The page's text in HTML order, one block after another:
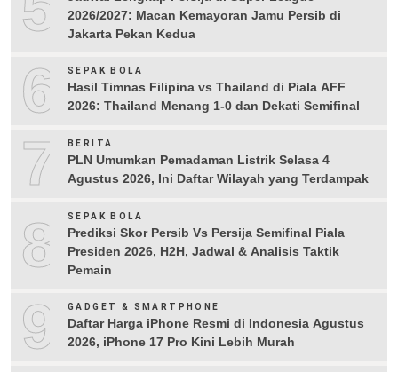
2026/2027: Macan Kemayoran Jamu Persib di
Jakarta Pekan Kedua
6 SEPAK BOLA
Hasil Timnas Filipina vs Thailand di Piala AFF
2026: Thailand Menang 1-0 dan Dekati Semifinal
7 BERITA
PLN Umumkan Pemadaman Listrik Selasa 4
Agustus 2026, Ini Daftar Wilayah yang Terdampak
8 SEPAK BOLA
Prediksi Skor Persib Vs Persija Semifinal Piala
Presiden 2026, H2H, Jadwal & Analisis Taktik
Pemain
9 GADGET & SMARTPHONE
Daftar Harga iPhone Resmi di Indonesia Agustus
2026, iPhone 17 Pro Kini Lebih Murah